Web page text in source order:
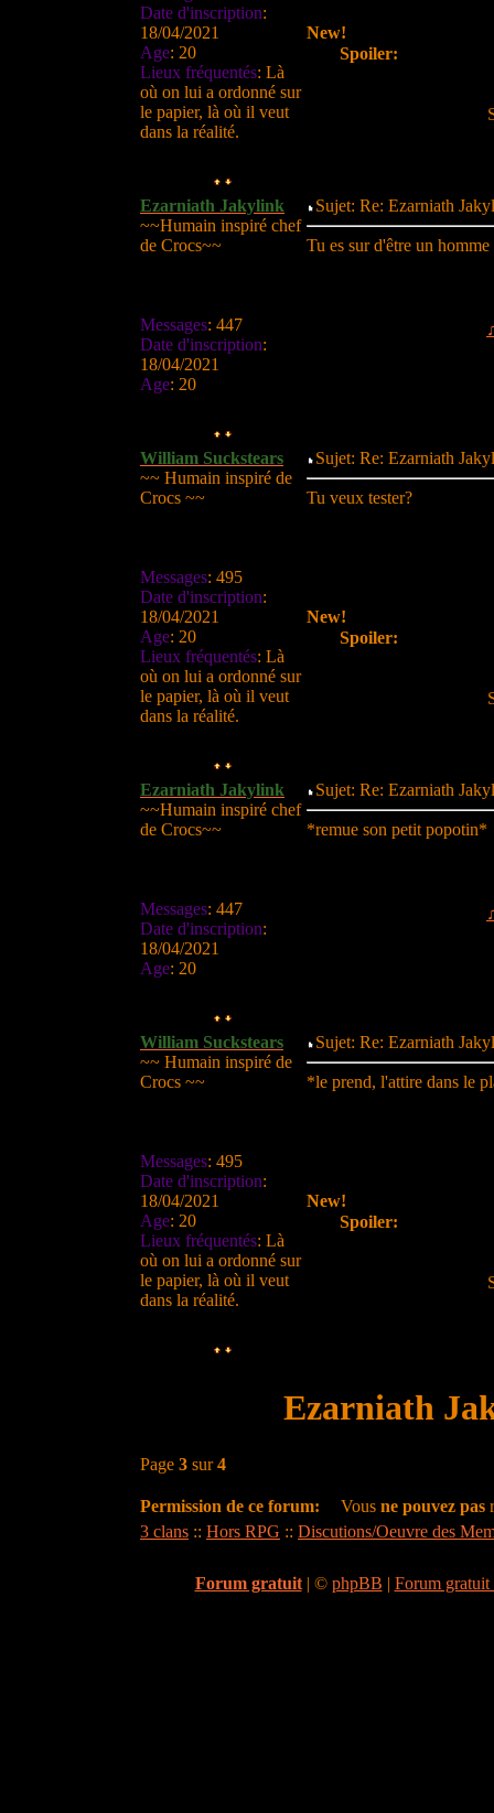
Date d'inscription:
18/04/2021
Age: 20
Lieux fréquentés: Là
où on lui a ordonné sur
le papier, là où il veut
dans la réalité.
New!
Spoiler:
Ezarniath Jakylink
~~Humain inspiré chef
de Crocs~~
Messages: 447
Date d'inscription:
18/04/2021
Age: 20
Sujet: Re: Ezarniath
Tu es sur d'être un
William Suckstears
~~ Humain inspiré de
Crocs ~~
Messages: 495
Date d'inscription:
18/04/2021
Age: 20
Lieux fréquentés: Là
où on lui a ordonné sur
le papier, là où il veut
dans la réalité.
Sujet: Re: Ezarniath
Tu veux tester?
New!
Spoiler:
Ezarniath Jakylink
~~Humain inspiré chef
de Crocs~~
Messages: 447
Date d'inscription:
18/04/2021
Age: 20
Sujet: Re: Ezarniath
*remue son petit popotin*
William Suckstears
~~ Humain inspiré de
Crocs ~~
Messages: 495
Date d'inscription:
18/04/2021
Age: 20
Lieux fréquentés: Là
où on lui a ordonné sur
le papier, là où il veut
dans la réalité.
Sujet: Re: Ezarniath
*le prend, l'attire dans le
New!
Spoiler:
Ezarniath
Page 3 sur4
Permission de ce forum: Vous ne pouvez pas
3 clans :: Hors RPG :: Discutions/Oeuvre des
Forum gratuit| © phpBB | Forum gratuit